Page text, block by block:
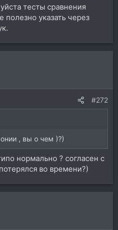
тесты сравнения
полезно указать через
#272
, вы о чем )?)
нормально ? согласен с
во времени?)